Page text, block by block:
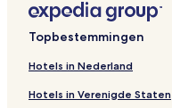
p
a
i
a
e
p
g
n
d
e
a
i
t
d
p
g
Topbestemmingen
Hotels in Nederland
Hotels in Verenigde Staten